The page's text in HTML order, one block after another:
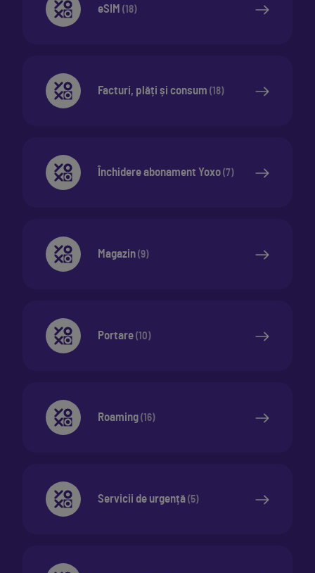
eSIM (18)
Facturi, plăți și consum (18)
Închidere abonament Yoxo (7)
Magazin (9)
Portare (10 )
Roaming (16)
Servicii de urgență (5)